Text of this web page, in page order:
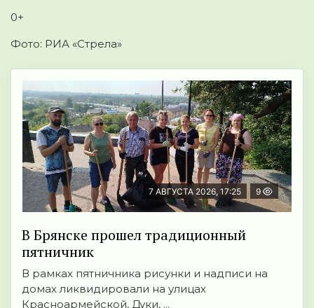
0+
Фото: РИА «Стрела»
7 АВГУСТА 2026, 17:25 9
В Брянске прошел традиционный
пятничник
В рамках пятничника рисунки и надписи на
домах ликвидировали на улицах
Красноармейской, Дуки, ...